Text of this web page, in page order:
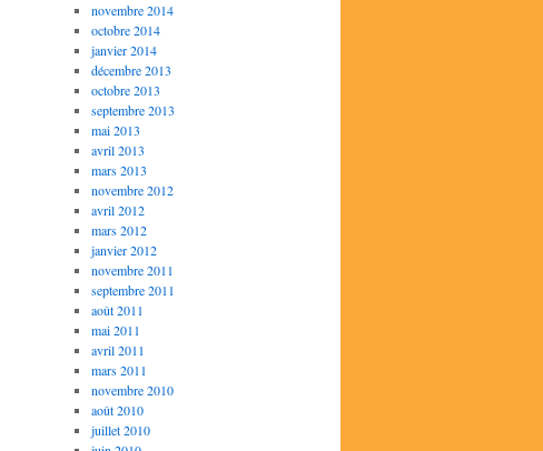
novembre 2014
octobre 2014
janvier 2014
décembre 2013
octobre 2013
septembre 2013
mai 2013
avril 2013
mars 2013
novembre 2012
avril 2012
mars 2012
janvier 2012
novembre 2011
septembre 2011
août 2011
mai 2011
avril 2011
mars 2011
novembre 2010
août 2010
juillet 2010